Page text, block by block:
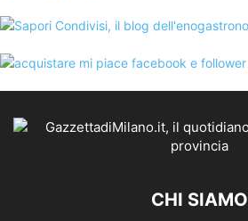
CHI SIAMO